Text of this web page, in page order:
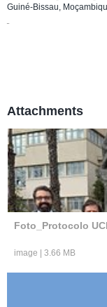
Guiné-Bissau,
Attachments
Foto_Protocolo
image | 3.66 MB